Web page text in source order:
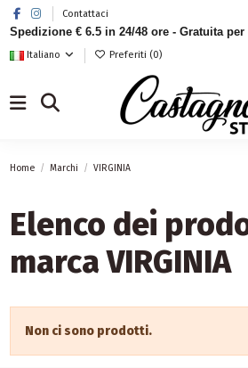
Contattaci
Spedizione € 6.5 in 24/48 ore - Gratuita
Italiano Preferiti (0)
Home Marchi VIRGINIA
Elenco dei
marca VIRGINIA
Non ci sono prodotti.